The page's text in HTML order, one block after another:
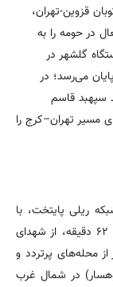
قزوین-تهران،
در حومه را به
گلشهر در
پایان می‌رسد؛ در
سپهبد قاسم
نقطه‌ای که پایان سفر ۵۷ دقیقه‌ای مسیر تهران–کرج را
ریلی پایتخت، با
مسافتی در حدود ۳۲ کیلومتر و زمان سفر تقریبی ۶۲ دقیقه، از شهدای
محله‌های پرتردد و
در شمال غرب